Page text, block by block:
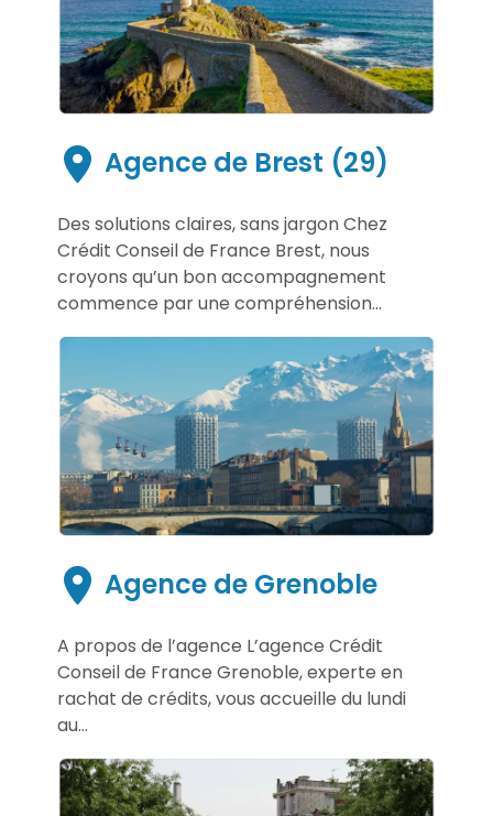
Agence de Brest (29)
Des solutions claires, sans jargon Chez
Crédit Conseil de France Brest, nous
croyons qu’un bon accompagnement
commence par une compréhension...
Agence de Grenoble
A propos de l’agence L’agence Crédit
Conseil de France Grenoble, experte en
rachat de crédits, vous accueille du lundi
au...